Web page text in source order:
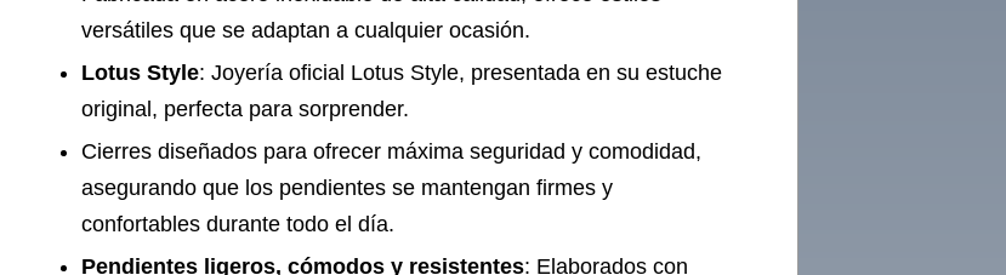
versátiles que se adaptan a cualquier ocasión.
Lotus Style: Joyería oficial Lotus Style, presentada en su estuche
original, perfecta para sorprender.
Cierres diseñados para ofrecer máxima seguridad y comodidad,
asegurando que los pendientes se mantengan firmes y
confortables durante todo el día.
Pendientes ligeros, cómodos y resistentes: Elaborados con